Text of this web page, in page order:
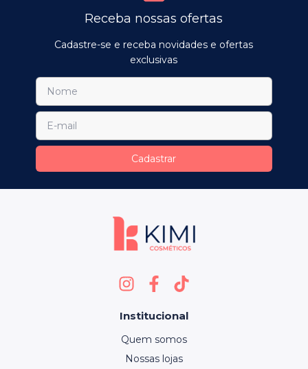
Receba nossas ofertas
Cadastre-se e receba novidades e ofertas
exclusivas
Institucional
Quem somos
Nossas lojas